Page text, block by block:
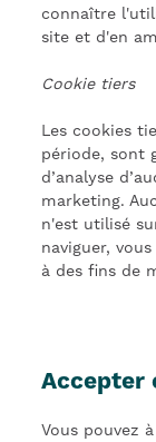
connaître
site et d'en
Cookie tiers
Les cookies
période, sont
d’analyse
marketing.
n'est utilisé
naviguer,
à des fins de
Accepter
Vous pouvez